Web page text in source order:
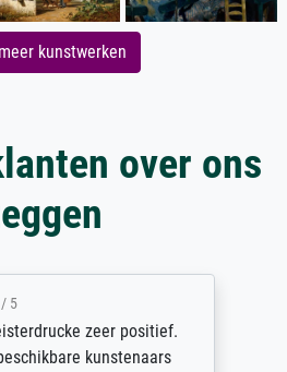
kunstwerken
over ons
5
zeer positief.
kunstenaars